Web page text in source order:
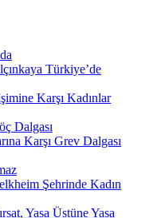
Türkiye’de
Karşı Kadınlar
Dalgası
Karşı Grev Dalgası
Şehrinde Kadın
Yasa Üstüne Yasa